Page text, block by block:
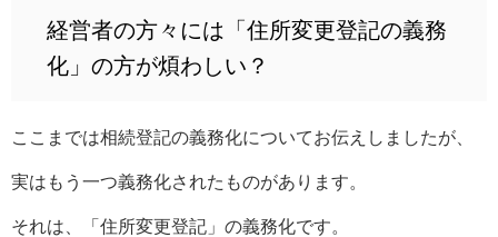
経営者の方々には「住所変更登記の義務
化」の方が煩わしい？
ここまでは相続登記の義務化についてお伝えしましたが、
実はもう一つ義務化されたものがあります。
それは、「住所変更登記」の義務化です。